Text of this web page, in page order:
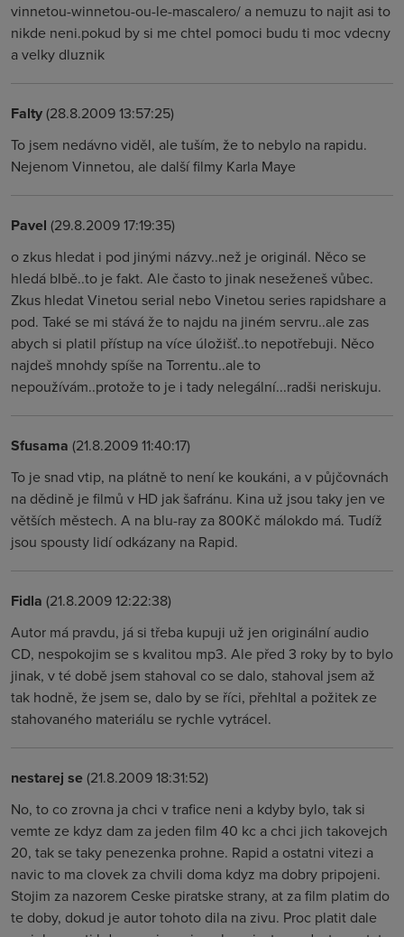
vinnetou-winnetou-ou-le-mascalero/ a nemuzu to najit asi to
nikde neni.pokud by si me chtel pomoci budu ti moc vdecny
a velky dluznik
Falty(28.8.2009 13:57:25)
To jsem nedávno viděl, ale tuším, že to nebylo na rapidu.
Nejenom Vinnetou, ale další filmy Karla Maye
Pavel (29.8.2009 17:19:35)
o zkus hledat i pod jinými názvy..než je originál. Něco se
hledá blbě..to je fakt. Ale často to jinak neseženeš vůbec.
Zkus hledat Vinetou serial nebo Vinetou series rapidshare a
pod. Také se mi stává že to najdu na jiném servru..ale zas
abych si platil přístup na více úložišť..to nepotřebuji. Něco
najdeš mnohdy spíše na Torrentu..ale to
nepoužívám..protože to je i tady nelegální...radši neriskuju.
Sfusama (21.8.2009 11:40:17)
To je snad vtip, na plátně to není ke koukáni, a v půjčovnách
na dědině je filmů v HD jak šafránu. Kina už jsou taky jen ve
větších městech. A na blu-ray za 800Kč málokdo má. Tudíž
jsou spousty lidí odkázany na Rapid.
Fidla (21.8.2009 12:22:38)
Autor má pravdu, já si třeba kupuji už jen originální audio
CD, nespokojim se s kvalitou mp3. Ale před 3 roky by to bylo
jinak, v té době jsem stahoval co se dalo, stahoval jsem až
tak hodně, že jsem se, dalo by se říci, přehltal a požitek ze
stahovaného materiálu se rychle vytrácel.
nestarej se(21.8.2009 18:31:52)
No, to co zrovna ja chci v trafice neni a kdyby bylo, tak si
vemte ze kdyz dam za jeden film 40 kc a chci jich takovejch
20, tak se taky penezenka prohne. Rapid a ostatni vitezi a
navic to ma clovek za chvili doma kdyz ma dobry pripojeni.
Stojim za nazorem Ceske piratske strany, at za film platim do
te doby, dokud je autor tohoto dila na zivu. Proc platit dale